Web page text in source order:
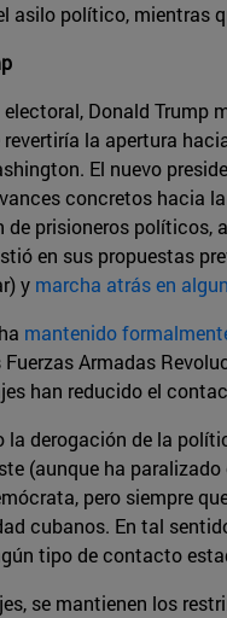
asilo político, mientras
Donald Trump
la apertura
El nuevo
concretos hacia
de prisioneros políticos,
en sus propuestas
y marcha atrás en
mantenido
Armadas
han reducido el
derogación de la
(aunque ha
pero siempre
cubanos. En tal
tipo de contacto
se mantienen los